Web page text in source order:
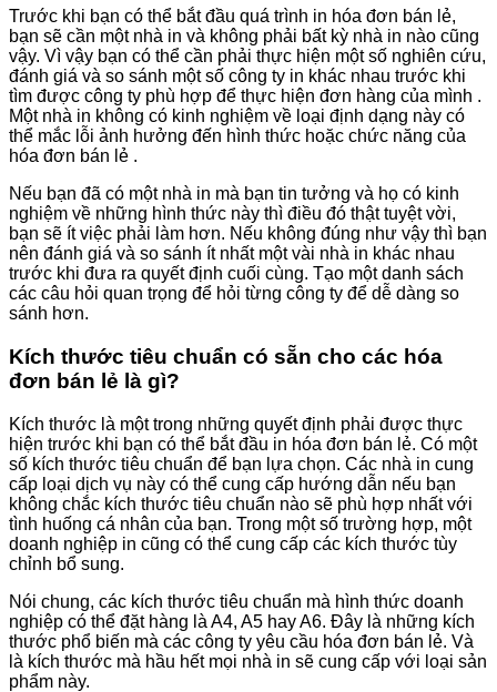
Trước khi bạn có thể bắt đầu quá trình in hóa đơn bán lẻ,
bạn sẽ cần một nhà in và không phải bất kỳ nhà in nào cũng
vậy. Vì vậy bạn có thể cần phải thực hiện một số nghiên cứu,
đánh giá và so sánh một số công ty in khác nhau trước khi
tìm được công ty phù hợp để thực hiện đơn hàng của mình .
Một nhà in không có kinh nghiệm về loại định dạng này có
thể mắc lỗi ảnh hưởng đến hình thức hoặc chức năng của
hóa đơn bán lẻ .
Nếu bạn đã có một nhà in mà bạn tin tưởng và họ có kinh
nghiệm về những hình thức này thì điều đó thật tuyệt vời,
bạn sẽ ít việc phải làm hơn. Nếu không đúng như vậy thì bạn
nên đánh giá và so sánh ít nhất một vài nhà in khác nhau
trước khi đưa ra quyết định cuối cùng. Tạo một danh sách
các câu hỏi quan trọng để hỏi từng công ty để dễ dàng so
sánh hơn.
Kích thước tiêu chuẩn có sẵn cho các hóa
đơn bán lẻ là gì?
Kích thước là một trong những quyết định phải được thực
hiện trước khi bạn có thể bắt đầu in hóa đơn bán lẻ. Có một
số kích thước tiêu chuẩn để bạn lựa chọn. Các nhà in cung
cấp loại dịch vụ này có thể cung cấp hướng dẫn nếu bạn
không chắc kích thước tiêu chuẩn nào sẽ phù hợp nhất với
tình huống cá nhân của bạn. Trong một số trường hợp, một
doanh nghiệp in cũng có thể cung cấp các kích thước tùy
chỉnh bổ sung.
Nói chung, các kích thước tiêu chuẩn mà hình thức doanh
nghiệp có thể đặt hàng là A4, A5 hay A6. Đây là những kích
thước phổ biến mà các công ty yêu cầu hóa đơn bán lẻ. Và
là kích thước mà hầu hết mọi nhà in sẽ cung cấp với loại sản
phẩm này.